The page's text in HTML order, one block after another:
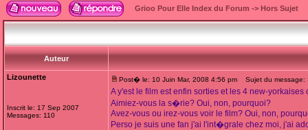
Grioo Pour Elle Index du Forum -> Hors Sujet
Auteur
Lizounette
Inscrit le: 17 Sep 2007
Messages: 110
Post� le: 10 Juin Mar, 2008 4:56 pm Sujet du message:
A y'est le film est enfin sorties et les 4 new-
Aimiez-vous la s�rie? Oui, non, pourquoi?
Avez-vous ou irez-vous voir le film? Oui, non,
Perso je suis une fan j'ai l'int�grale chez moi, j'ai